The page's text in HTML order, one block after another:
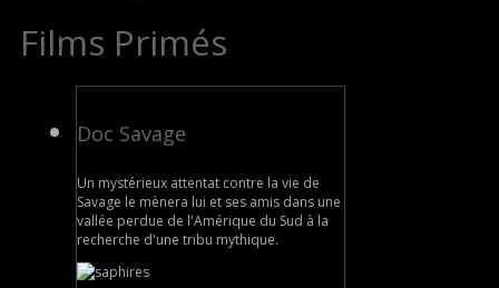
Films Primés
Doc Savage
Un mystérieux attentat contre la vie de
Savage le mènera lui et ses amis dans une
vallée perdue de l'Amérique du Sud à la
recherche d'une tribu mythique.